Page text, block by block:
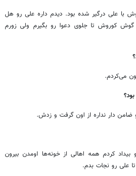
با علی درگیر شده بود. دیدم داره علی رو هل
کوروش تا جلوی دعوا رو بگیرم ولی زورم
می‌کردم.
ضامن دار نداره از اون گرفت و زدش.
کردم همه اهالی از خونه‌ها اومدن بیرون
علی رو نجات بدم.